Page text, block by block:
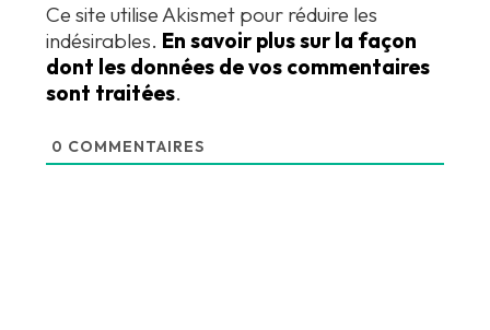
Ce site utilise Akismet pour réduire les
indésirables. En savoir plus sur la façon
dont les données de vos commentaires
sont traitées.
0 COMMENTAIRES